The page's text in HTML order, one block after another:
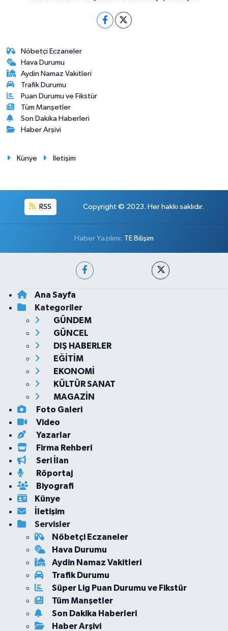
Nöbetçi Eczaneler
Hava Durumu
Aydin Namaz Vakitleri
Trafik Durumu
Puan Durumu ve Fikstür
Tüm Manşetler
Son Dakika Haberleri
Haber Arşivi
Künye İletişim
RSS Copyright © 2023. Her hakkı saklıdır.
Haber Yazılımı: TE Bilişim
Ana Sayfa
Kategoriler
GÜNDEM
GÜNCEL
DIŞ HABERLER
EĞİTİM
EKONOMİ
KÜLTÜR SANAT
MAGAZİN
Foto Galeri
Video
Yazarlar
Firma Rehberi
Seri İlan
Röportaj
Biyografi
Künye
İletişim
Servisler
Nöbetçi Eczaneler
Hava Durumu
Aydin Namaz Vakitleri
Trafik Durumu
Süper Lig Puan Durumu ve Fikstür
Tüm Manşetler
Son Dakika Haberleri
Haber Arşivi